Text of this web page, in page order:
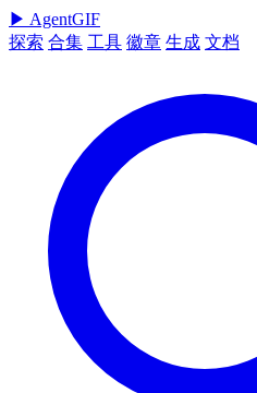
▶ AgentGIF
探索 合集 工具 徽章 生成 文档